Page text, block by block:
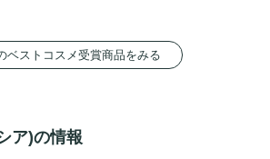
ムとして、いつでもどこでもビタミン補
キスを贅沢に配合。
ベストコスメ受賞商品をみる
ア)の情報